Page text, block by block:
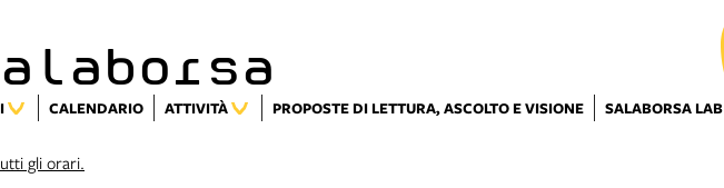
CALENDARIO ATTIVITÀ PROPOSTE DI LETTURA, ASCOLTO E VISIONE SALABORSA LAB
gli orari.